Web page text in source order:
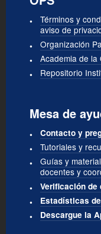
Términos y
aviso de
Organización
Academia de la
Repositorio
Mesa de
Contacto y
Tutoriales y
Guías y
docentes y
Verificación de
Estadísticas
Descargue la